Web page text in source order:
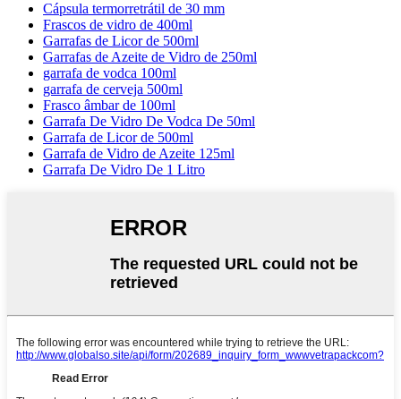
Cápsula termorretrátil de 30 mm
Frascos de vidro de 400ml
Garrafas de Licor de 500ml
Garrafas de Azeite de Vidro de 250ml
garrafa de vodca 100ml
garrafa de cerveja 500ml
Frasco âmbar de 100ml
Garrafa De Vidro De Vodca De 50ml
Garrafa de Licor de 500ml
Garrafa de Vidro de Azeite 125ml
Garrafa De Vidro De 1 Litro